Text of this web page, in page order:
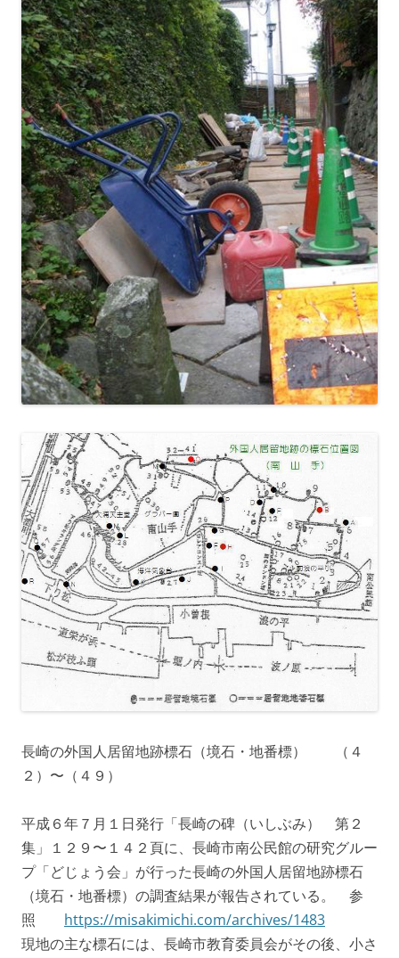
長崎の外国人居留地跡標石（境石・地番標） （４
２）〜（４９）
平成６年７月１日発行「長崎の碑（いしぶみ） 第２
集」１２９〜１４２頁に、長崎市南公民館の研究グルー
プ「どじょう会」が行った長崎の外国人居留地跡標石
（境石・地番標）の調査結果が報告されている。 参
照 https://misakimichi.com/archives/1483
現地の主な標石には、長崎市教育委員会がその後、小さ